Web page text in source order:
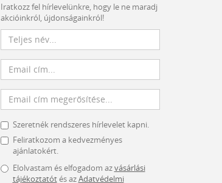
Iratkozz fel hírlevelünkre, hogy le ne maradj
akcióinkról, újdonságainkról!
Szeretnék rendszeres hírlevelet kapni.
Feliratkozom a kedvezményes
ajánlatokért.
Elolvastam és elfogadom azvásárlási
tájékoztatótés azAdatvédelmi